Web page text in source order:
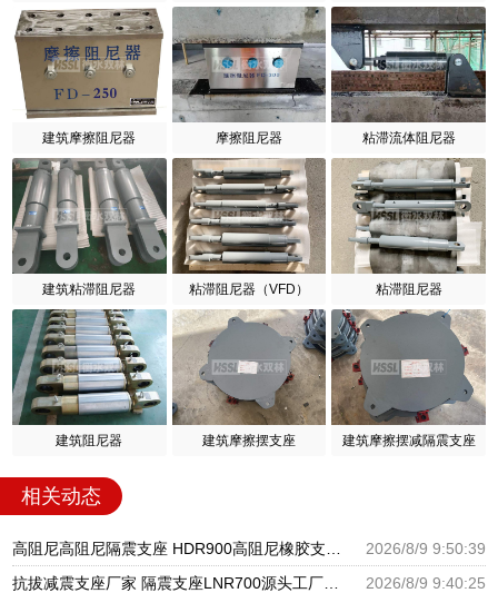
建筑摩擦阻尼器 摩擦阻尼器 粘滞流体阻尼器
建筑粘滞阻尼器 粘滞阻尼器（VFD） 粘滞阻尼器
建筑阻尼器 建筑摩擦摆支座 建筑摩擦摆减隔震支座
相关动态
2026/8/9 9:50:39
2026/8/9 9:40:25